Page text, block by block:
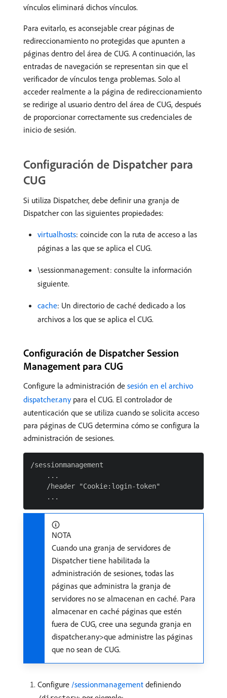
vínculos eliminará dichos vínculos.
Para evitarlo, es aconsejable crear páginas de
redireccionamiento no protegidas que apunten a
páginas dentro del área de CUG. A continuación, las
entradas de navegación se representan sin que el
verificador de vínculos tenga problemas. Solo al
acceder realmente a la página de redireccionamiento
se redirige al usuario dentro del área de CUG, después
de proporcionar correctamente sus credenciales de
inicio de sesión.
Configuración de Dispatcher para
CUG
Si utiliza Dispatcher, debe definir una granja de
Dispatcher con las siguientes propiedades:
virtualhosts: coincide con la ruta de acceso a las
páginas a las que se aplica el CUG.
\sessionmanagement: consulte la información
siguiente.
cache: Un directorio de caché dedicado a los
archivos a los que se aplica el CUG.
Configuración de Dispatcher Session
Management para CUG
Configure la administración de sesión en el archivo
dispatcher.anypara el CUG. El controlador de
autenticación que se utiliza cuando se solicita acceso
para páginas de CUG determina cómo se configura la
administración de sesiones.
/sessionmanagement
    ...
    /header "Cookie:login-token"
NOTA
Cuando una granja de servidores de
Dispatcher tiene habilitada la
administración de sesiones, todas las
páginas que administra la granja de
servidores no se almacenan en caché. Para
almacenar en caché páginas que estén
fuera de CUG, cree una segunda granja en
dispatcher.any>que administre las páginas
que no sean de CUG.
Configure /sessionmanagement definiendo